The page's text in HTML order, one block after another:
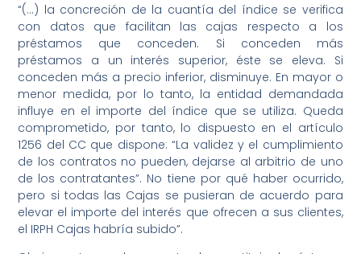
“(…) la concreción de la cuantía del índice se verifica
con datos que facilitan las cajas respecto a los
préstamos que conceden. Si conceden más
préstamos a un interés superior, éste se eleva. Si
conceden más a precio inferior, disminuye. En mayor o
menor medida, por lo tanto, la entidad demandada
influye en el importe del índice que se utiliza. Queda
comprometido, por tanto, lo dispuesto en el artículo
1256 del CC que dispone: “La validez y el cumplimiento
de los contratos no pueden, dejarse al arbitrio de uno
de los contratantes”. No tiene por qué haber ocurrido,
pero si todas las Cajas se pusieran de acuerdo para
elevar el importe del interés que ofrecen a sus clientes,
el IRPH Cajas habría subido”.